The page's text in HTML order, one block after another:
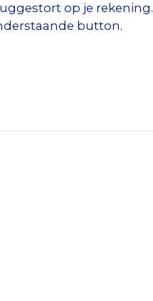
op je rekening.
button.